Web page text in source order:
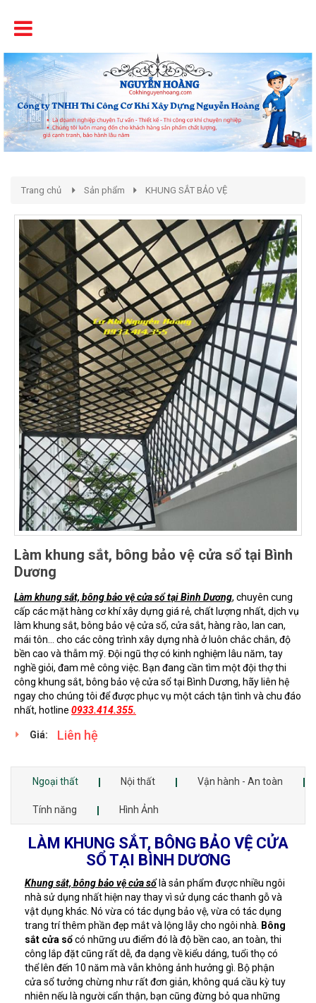
Trang chủ Sản phẩm KHUNG SẮT BẢO VỆ
Làm khung sắt, bông bảo vệ cửa sổ tại Bình
Dương
Làm khung sắt, bông bảo vệ cửa sổ tại Bình Dương, chuyên cung
cấp các mặt hàng cơ khí xây dựng giá rẻ, chất lượng nhất, dịch vụ
làm khung sắt, bông bảo vệ cửa sổ, cửa sắt, hàng rào, lan can,
mái tôn... cho các công trình xây dựng nhà ở luôn chắc chắn, độ
bền cao và thẫm mỹ. Đội ngũ thợ có kinh nghiệm lâu năm, tay
nghề giỏi, đam mê công việc. Bạn đang cần tìm một đội thợ thi
công khung sắt, bông bảo vệ cửa sổ tại Bình Dương, hãy liên hệ
ngay cho chúng tôi để được phục vụ một cách tận tình và chu đáo
nhất, hotline 0933.414.355.
Giá: Liên hệ
Ngoại thất Nội thất Vận hành - An toàn
Tính năng Hình Ảnh
LÀM KHUNG SẮT, BÔNG BẢO VỆ CỬA
SỔ TẠI BÌNH DƯƠNG
Khung sắt, bông bảo vệcửa sổlà sản phẩm được nhiều ngôi
nhà sử dụng nhất hiện nay thay vì sử dụng các thanh gỗ và
vật dụng khác. Nó vừa có tác dụng bảo vệ, vừa có tác dụng
trang trí thêm phần đẹp mắt và lộng lẫy cho ngôi nhà.
Bông
sắt cửa sổcó những ưu điểm đó là độ bền cao, an toàn, thi
công lắp đặt cũng rất dễ, đa dạng về kiểu dáng, tuổi thọ có
thể lên đến 10 năm mà vẫn không ảnh hưởng gì. Bộ phận
cửa sổ tưởng chừng như rất đơn giản, không quá cầu kỳ tuy
nhiên nếu là người cẩn thận, bạn cũng đừng bỏ qua những